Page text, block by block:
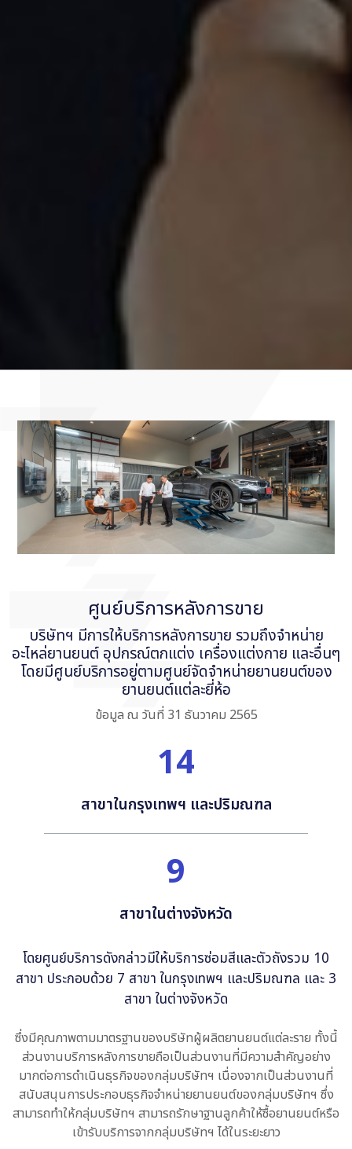
ศูนย์บริการหลังการขาย
บริษัทฯ มีการให้บริการหลังการขาย รวมถึงจำหน่าย
อะไหล่ยานยนต์ อุปกรณ์ตกแต่ง เครื่องแต่งกาย และอื่นๆ
โดยมีศูนย์บริการอยู่ตามศูนย์จัดจำหน่ายยานยนต์ของ
ยานยนต์แต่ละยี่ห้อ
ข้อมูล ณ วันที่ 31 ธันวาคม 2565
14
สาขาในกรุงเทพฯ และปริมณฑล
9
สาขาในต่างจังหวัด
โดยศูนย์บริการดังกล่าวมีให้บริการซ่อมสีและตัวถังรวม 10
สาขา ประกอบด้วย 7 สาขา ในกรุงเทพฯ และปริมณฑล และ 3
สาขา ในต่างจังหวัด
ซึ่งมีคุณภาพตามมาตรฐานของบริษัทผู้ผลิตยานยนต์แต่ละราย ทั้งนี้
ส่วนงานบริการหลังการขายถือเป็นส่วนงานที่มีความสำคัญอย่าง
มากต่อการดำเนินธุรกิจของกลุ่มบริษัทฯ เนื่องจากเป็นส่วนงานที่
สนับสนุนการประกอบธุรกิจจำหน่ายยานยนต์ของกลุ่มบริษัทฯ ซึ่ง
สามารถทำให้กลุ่มบริษัทฯ สามารถรักษาฐานลูกค้าให้ซื้อยานยนต์หรือ
เข้ารับบริการจากกลุ่มบริษัทฯ ได้ในระยะยาว